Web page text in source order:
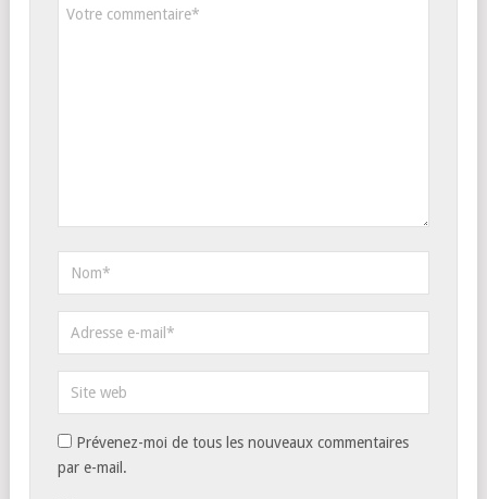
Prévenez-moi de tous les nouveaux commentaires
par e-mail.